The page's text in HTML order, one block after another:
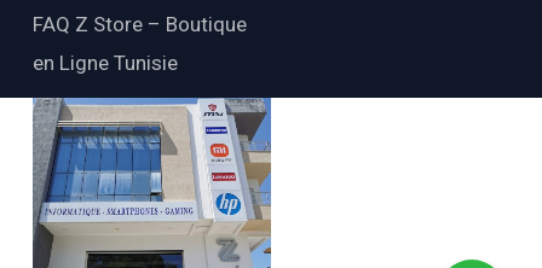
FAQ Z Store – Boutique
en Ligne Tunisie